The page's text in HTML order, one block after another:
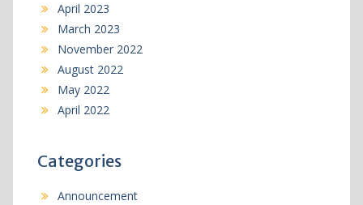
April 2023
March 2023
November 2022
August 2022
May 2022
April 2022
Categories
Announcement